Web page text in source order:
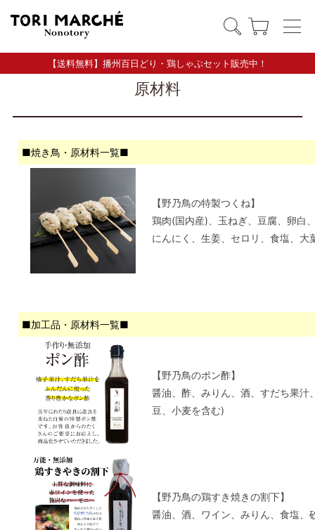
【送料無料】播州百日どり・鶏しゃぶセット販売中！
原材料
■焼き鳥・原材料一覧■
【野乃鳥の特製つくね】
鶏肉(国内産)、玉ねぎ、豆腐、卵白
にんにく、生姜、セロリ、食塩、
■加工品・原材料一覧■
【野乃鳥のポン酢】
醤油、酢、みりん、酒、すだち果
豆、小麦を含む)
【野乃鳥の鶏すき焼きの割下】
醤油、酒、ワイン、みりん、食塩